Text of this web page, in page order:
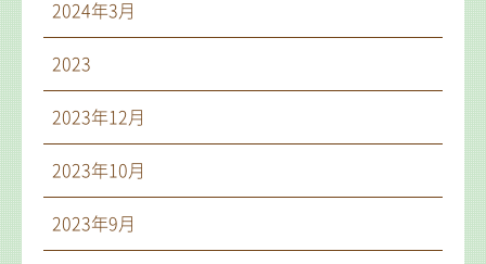
2024年3月
2023
2023年12月
2023年10月
2023年9月